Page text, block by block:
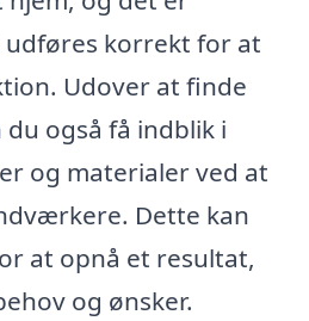
korrekt for at
Udover at finde
også få indblik i
og materialer ved at
Dette kan
at opnå et resultat,
og ønsker.